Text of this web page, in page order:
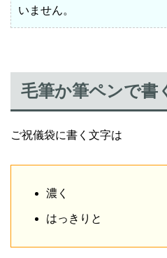
いません。
毛筆か筆ペンで書
ご祝儀袋に書く文字は
濃く
はっきりと